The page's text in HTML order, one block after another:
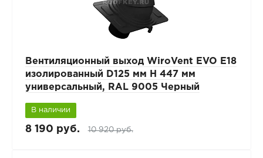
Вентиляционный выход WiroVent EVO E18
изолированный D125 мм Н 447 мм
универсальный, RAL 9005 Черный
В наличии
8 190 руб. 10 920 руб.